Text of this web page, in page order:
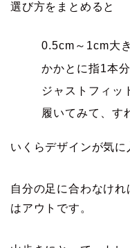
選び方をまとめると
0.5cm～1cm大
かかとに指1本
ジャストフィッ
履いてみて、す
いくらデザインが気に
自分の足に合わなけ
はアウトです。